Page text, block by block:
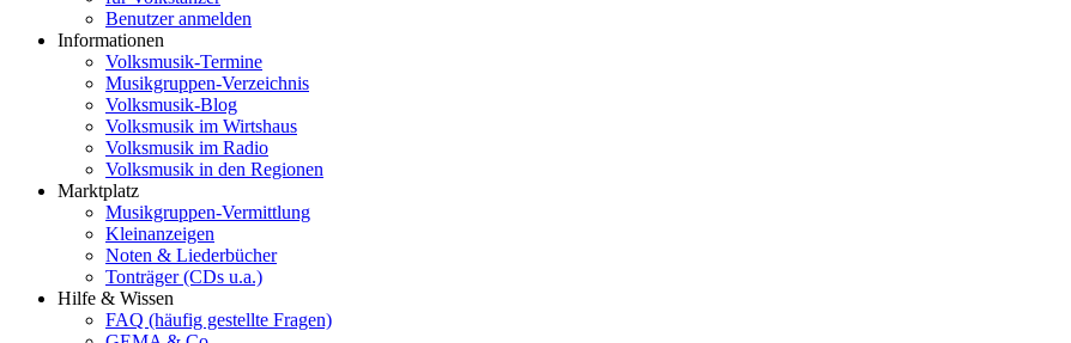
Benutzer anmelden
Informationen
Volksmusik-Termine
Musikgruppen-Verzeichnis
Volksmusik-Blog
Volksmusik im Wirtshaus
Volksmusik im Radio
Volksmusik in den Regionen
Marktplatz
Musikgruppen-Vermittlung
Kleinanzeigen
Noten & Liederbücher
Tonträger (CDs u.a.)
Hilfe & Wissen
FAQ (häufig gestellte Fragen)